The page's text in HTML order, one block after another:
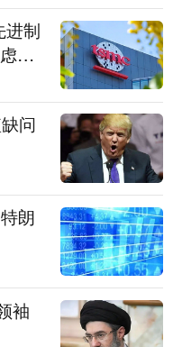
进制
担
问
朗
袖